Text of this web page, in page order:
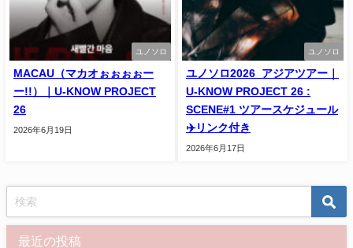
ユノソロ
MACAU（マカオぉぉぉぉー
ー!!）｜U-KNOW PROJECT
26
2026年6月19日
ユノソロ
ユノソロ2026_アジアツアー｜
U-KNOW PROJECT 26 :
SCENE#1 ツアースケジュール
✈️リンク付き
2026年6月17日
最近の投稿